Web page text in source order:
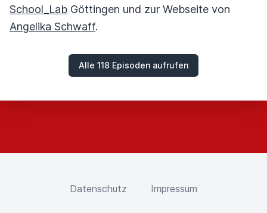
School_Lab Göttingen und zur Webseite von
Angelika Schwaff.
Alle 118 Episoden aufrufen
Datenschutz Impressum